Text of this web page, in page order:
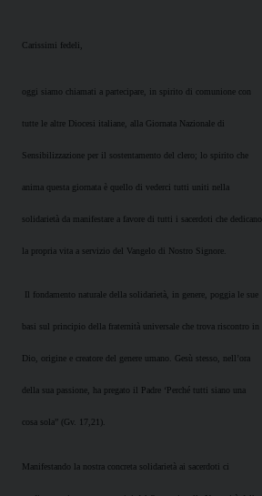
Carissimi fedeli,
oggi siamo chiamati a partecipare, in spirito di comunione con
tutte le altre Diocesi italiane, alla Giornata Nazionale di
Sensibilizzazione per il sostentamento del clero; lo spirito che
anima questa giornata è quello di vederci tutti uniti nella
solidarietà da manifestare a favore di tutti i sacerdoti che dedicano
la propria vita a servizio del Vangelo di Nostro Signore.
Il fondamento naturale della solidarietà, in genere, poggia le sue
basi sul principio della fraternità universale che trova riscontro in
Dio, origine e creatore del genere umano. Gesù stesso, nell’ora
della sua passione, ha pregato il Padre ‘Perché tutti siano una
cosa sola” (Gv. 17,21).
Manifestando la nostra concreta solidarietà ai sacerdoti ci